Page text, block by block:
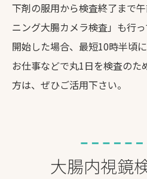
下剤の服用から検査終了まで
ニング大腸カメラ検査」も行
開始した場合、最短10時半頃
お仕事などで丸1日を検査のた
方は、ぜひご活用下さい。
大腸内視鏡